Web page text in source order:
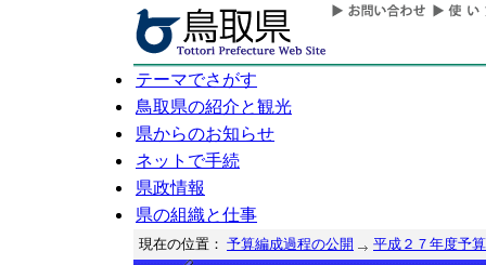
テーマでさがす
鳥取県の紹介と観光
県からのお知らせ
ネットで手続
県政情報
県の組織と仕事
現在の位置： 予算編成過程の公開 平成２７年度予算